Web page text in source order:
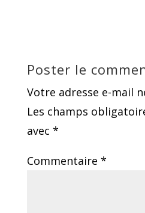
Poster le
Votre adresse e-mail
Les champs
avec *
Commentaire *